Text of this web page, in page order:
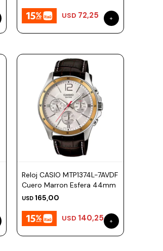
USD 72,25
Reloj CASIO MTP1374L-7AVDF
Cuero Marron Esfera 44mm
USD 165,00
USD 140,25